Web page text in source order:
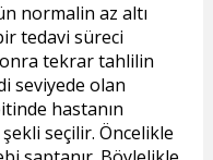
normalin az altı
tedavi süreci
tekrar tahlilin
seviyede olan
hastanın
seçilir. Öncelikle